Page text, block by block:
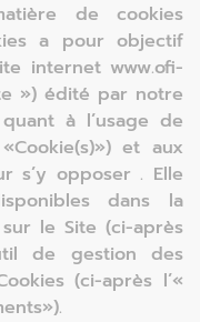
de cookies
a pour objectif
internet www.ofi-
») édité par notre
à l’usage de
et aux
s’y opposer . Elle
dans la
le Site (ci-après
de gestion des
(ci-après l’«